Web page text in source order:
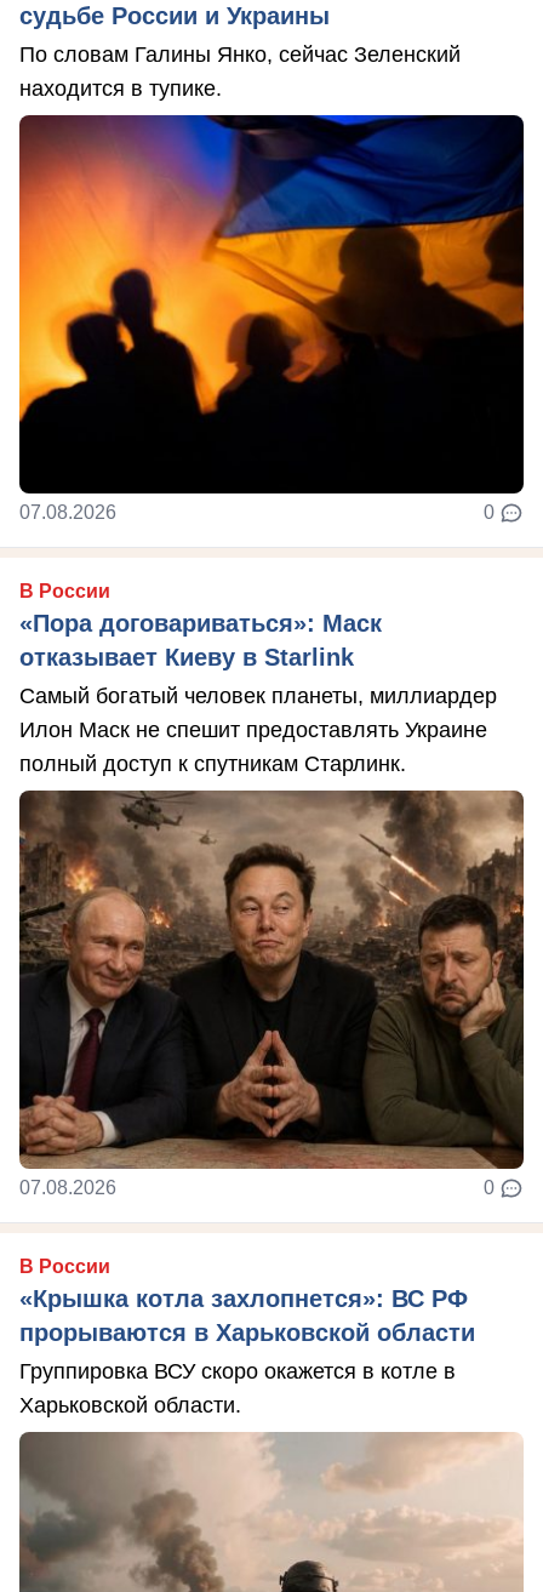
судьбе России и Украины
По словам Галины Янко, сейчас Зеленский
находится в тупике.
07.08.2026 0
В России
«Пора договариваться»: Маск
отказывает Киеву в Starlink
Самый богатый человек планеты, миллиардер
Илон Маск не спешит предоставлять Украине
полный доступ к спутникам Старлинк.
07.08.2026 0
В России
«Крышка котла захлопнется»: ВС РФ
прорываются в Харьковской области
Группировка ВСУ скоро окажется в котле в
Харьковской области.